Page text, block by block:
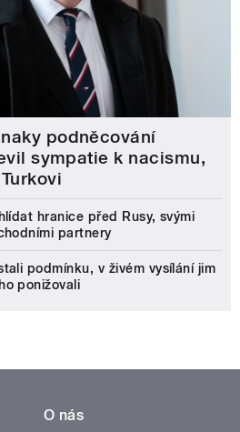
podněcování
sympatie k nacismu,
hranice před Rusy, svými
partnery
podmínku, v živém vysílání jim
ponižovali
O nás